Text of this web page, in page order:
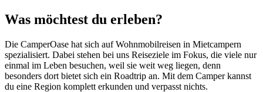
Was möchtest du erleben?
Die CamperOase hat sich auf Wohnmobilreisen in Mietcampern
spezialisiert. Dabei stehen bei uns Reiseziele im Fokus, die viele nur
einmal im Leben besuchen, weil sie weit weg liegen, denn
besonders dort bietet sich ein Roadtrip an. Mit dem Camper kannst
du eine Region komplett erkunden und verpasst nichts.